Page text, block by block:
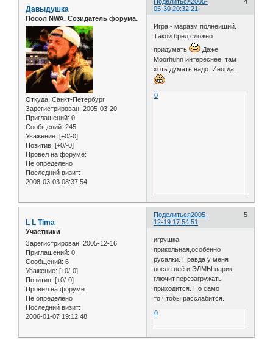
05-30 20:32:21
Давыдушка
Посол NWA. Созидатель форума.
Откуда: Санкт-Петербург
Зарегистрирован: 2005-03-20
Приглашений: 0
Сообщений: 245
Уважение: [+0/-0]
Позитив: [+0/-0]
Провел на форуме:
Не определено
Последний визит:
2008-03-03 08:37:54
Игра - маразм полнейший.
Такой бред сложно
придумать
Даже
Moorhuhn интереснее, там
хоть думать надо. Иногда.
0
Поделиться 5
2005-
12-19 17:54:51
L L Tima
Участники
Зарегистрирован: 2005-12-16
Приглашений: 0
Сообщений: 6
Уважение: [+0/-0]
Позитив: [+0/-0]
Провел на форуме:
Не определено
Последний визит:
2006-01-07 19:12:48
игрушка
прикольная,особенно
русалки. Правда у меня
после неё и ЭЛМЫ варик
глючит,перезагружать
приходится. Но само
то,чтобы расслабится.
0